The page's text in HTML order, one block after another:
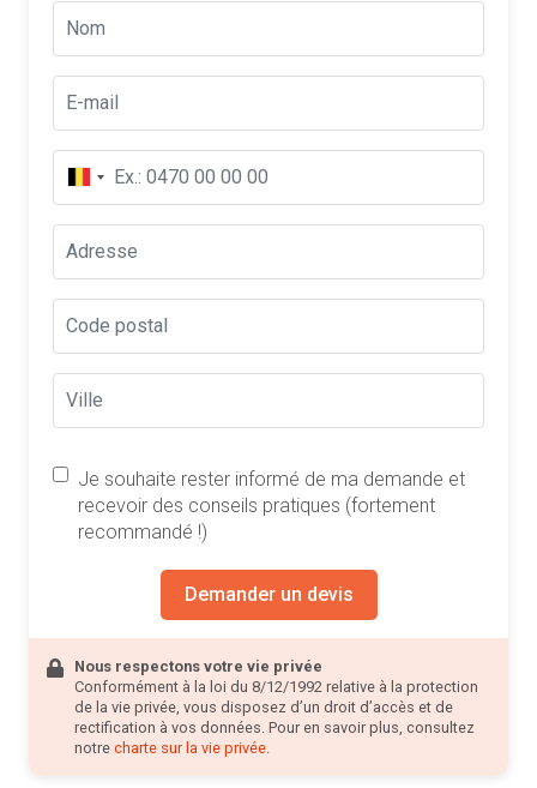
Je souhaite rester informé de ma demande et
recevoir des conseils pratiques (fortement
recommandé !)
Demander un devis
Nous respectons votre vie privée
Conformément à la loi du 8/12/1992 relative à la protection
de la vie privée, vous disposez d’un droit d’accès et de
rectification à vos données. Pour en savoir plus, consultez
notre charte sur la vie privée